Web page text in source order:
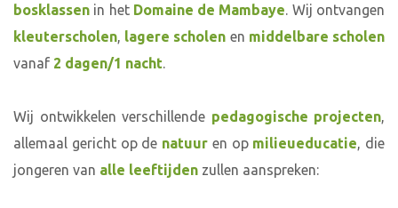
bosklassen in het Domaine de Mambaye. Wij ontvangen
kleuterscholen, lagere scholen en middelbare scholen
vanaf 2 dagen/1 nacht.
Wij ontwikkelen verschillende pedagogische projecten,
allemaal gericht op de natuur en op milieueducatie, die
jongeren van alle leeftijden zullen aanspreken: